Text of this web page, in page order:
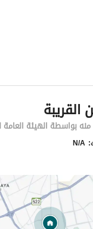
القريبة
بواسطة الهيئة العامة
N/A